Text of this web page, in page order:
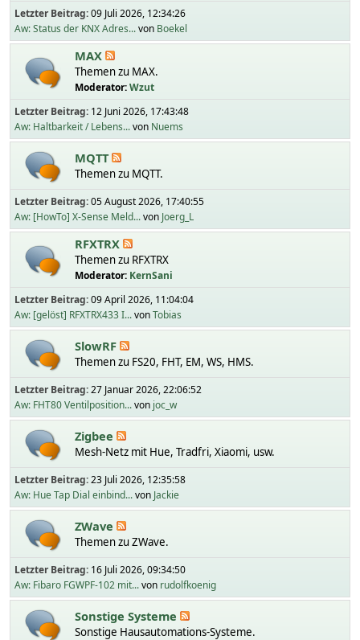
Letzter Beitrag:09 Juli 2026, 12:34:26
Aw: Status der KNX Adres...von Boekel
MAX
Themen zu MAX.
Moderator:Wzut
Letzter Beitrag: 12 Juni 2026, 17:43:48
Aw: Haltbarkeit / Lebens...von Nuems
MQTT
Themen zu MQTT.
Letzter Beitrag:05 August 2026, 17:40:55
Aw: [HowTo] X-Sense Meld...von Joerg_L
RFXTRX
Themen zu RFXTRX
Moderator: KernSani
Letzter Beitrag:09 April 2026, 11:04:04
Aw: [gelöst] RFXTRX433 I...vonTobias
SlowRF
Themen zu FS20, FHT, EM, WS, HMS.
Letzter Beitrag:27 Januar 2026, 22:06:52
Aw: FHT80 Ventilposition...von joc_w
Zigbee
Mesh-Netz mit Hue, Tradfri, Xiaomi, usw.
Letzter Beitrag:23 Juli 2026, 12:35:58
Aw: Hue Tap Dial einbind...von Jackie
ZWave
Themen zu ZWave.
Letzter Beitrag: 16 Juli 2026, 09:34:50
Aw: Fibaro FGWPF-102 mit...von rudolfkoenig
Sonstige Systeme
Sonstige Hausautomations-Systeme.